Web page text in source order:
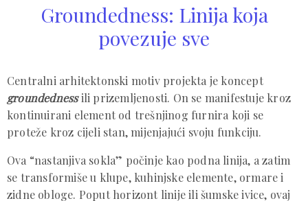
Groundedness: Linija koja
povezuje sve
Centralni arhitektonski motiv projekta je koncept
groundednessili prizemljenosti. On se manifestuje kroz
kontinuirani element od trešnjinog furnira koji se
proteže kroz cijeli stan, mijenjajući svoju funkciju.
Ova “nastanjiva sokla” počinje kao podna linija, a zatim
se transformiše u klupe, kuhinjske elemente, ormare i
zidne obloge. Poput horizont linije ili šumske ivice, ovaj